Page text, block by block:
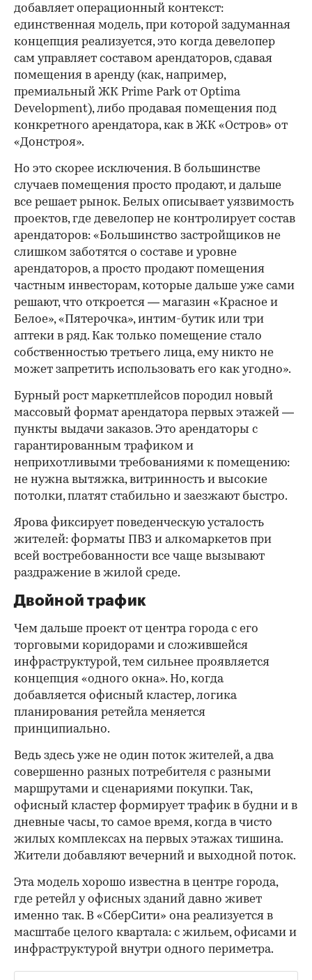
добавляет операционный контекст:
единственная модель, при которой задуманная
концепция реализуется, это когда девелопер
сам управляет составом арендаторов, сдавая
помещения в аренду (как, например,
премиальный ЖК Prime Park от Optima
Development), либо продавая помещения под
конкретного арендатора, как в ЖК «Остров» от
«Донстроя».
Но это скорее исключения. В большинстве
случаев помещения просто продают, и дальше
все решает рынок. Белых описывает уязвимость
проектов, где девелопер не контролирует состав
арендаторов: «Большинство застройщиков не
слишком заботятся о составе и уровне
арендаторов, а просто продают помещения
частным инвесторам, которые дальше уже сами
решают, что откроется — магазин «Красное и
Белое», «Пятерочка», интим-бутик или три
аптеки в ряд. Как только помещение стало
собственностью третьего лица, ему никто не
может запретить использовать его как угодно».
Бурный рост маркетплейсов породил новый
массовый формат арендатора первых этажей —
пункты выдачи заказов. Это арендаторы с
гарантированным трафиком и
неприхотливыми требованиями к помещению:
не нужна вытяжка, витринность и высокие
потолки, платят стабильно и заезжают быстро.
Ярова фиксирует поведенческую усталость
жителей: форматы ПВЗ и алкомаркетов при
всей востребованности все чаще вызывают
раздражение в жилой среде.
Двойной трафик
Чем дальше проект от центра города с его
торговыми коридорами и сложившейся
инфраструктурой, тем сильнее проявляется
концепция «одного окна». Но, когда
добавляется офисный кластер, логика
планирования ретейла меняется
принципиально.
Ведь здесь уже не один поток жителей, а два
совершенно разных потребителя с разными
маршрутами и сценариями покупки. Так,
офисный кластер формирует трафик в будни и в
дневные часы, то самое время, когда в чисто
жилых комплексах на первых этажах тишина.
Жители добавляют вечерний и выходной поток.
Эта модель хорошо известна в центре города,
где ретейл у офисных зданий давно живет
именно так. В «СберСити» она реализуется в
масштабе целого квартала: с жильем, офисами и
инфраструктурой внутри одного периметра.